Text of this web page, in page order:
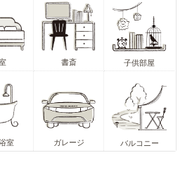
書斎 子供部屋
室 ガレージ バルコニー